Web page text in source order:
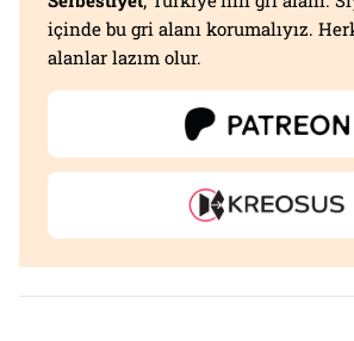
içinde bu gri alanı korumalıyız.
alanlar lazım olur.